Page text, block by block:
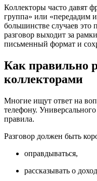
Коллекторы часто давят
группа» или «передадим
большинстве случаев это
разговор выходит за
письменный формат и
Как правильно
коллекторами
Многие ищут ответ на
телефону.
правила.
Разговор должен быть
оправдываться,
рассказывать о